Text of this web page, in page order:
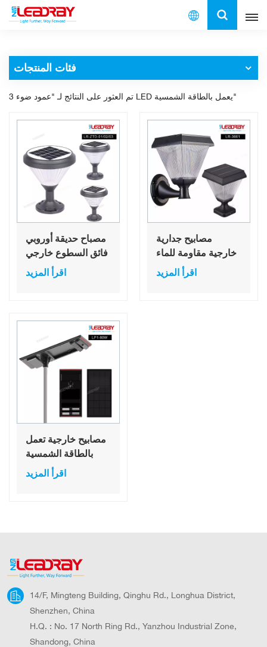
العربية
français
فئات المنتجات
3 تم العثور على النتائج لـ "عمود ضوء LED يعمل بالطاقة الشمسية"
مصباح حديقة أوروبي
فائق السطوع خارجي
قائم من الألومنيوم
PC LED أسود يعمل
اقرأ المزيد
مصابيح جدارية
خارجية مقاومة للماء
تعمل بالطاقة
الشمسية ولوحات
اقرأ المزيد
مصابيح خارجية تعمل
بالطاقة الشمسية
لمواقف السيارات
اقرأ المزيد
14/F, Mingteng Building, Qinghu Rd., Longhua District,
Shenzhen, China
H.Q. : No. 17 North Ring Rd., Yanzhou Industrial Zone,
Shandong, China